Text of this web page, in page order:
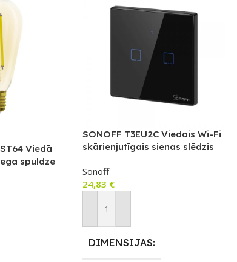
Viedā
spuldze
SONOFF T3EU2C Viedais Wi-Fi
skārienjutīgais sienas slēdzis
Sonoff
24,83 €
Pievienot Grozam
DIMENSIJAS